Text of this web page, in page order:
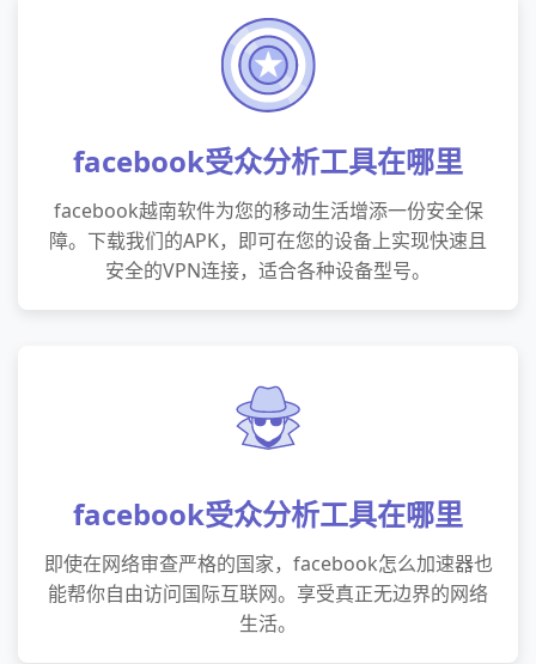
facebook受众分析工具在哪里
facebook越南软件为您的移动生活增添一份安全保
障。下载我们的APK，即可在您的设备上实现快速且
安全的VPN连接，适合各种设备型号。
facebook受众分析工具在哪里
即使在网络审查严格的国家，facebook怎么加速器也
能帮你自由访问国际互联网。享受真正无边界的网络
生活。